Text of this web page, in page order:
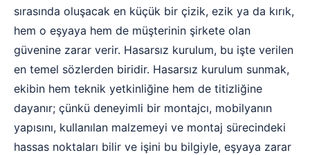
sırasında oluşacak en küçük bir çizik, ezik ya da kırık,
hem o eşyaya hem de müşterinin şirkete olan
güvenine zarar verir. Hasarsız kurulum, bu işte verilen
en temel sözlerden biridir. Hasarsız kurulum sunmak,
ekibin hem teknik yetkinliğine hem de titizliğine
dayanır; çünkü deneyimli bir montajcı, mobilyanın
yapısını, kullanılan malzemeyi ve montaj sürecindeki
hassas noktaları bilir ve işini bu bilgiyle, eşyaya zarar